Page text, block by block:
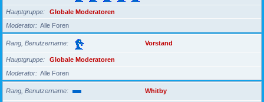
Hauptgruppe
Globale Moderatoren
Moderator
Alle Foren
Rang, Benutzername Vorstand
Hauptgruppe
Globale Moderatoren
Moderator
Alle Foren
Rang, Benutzername Whitby